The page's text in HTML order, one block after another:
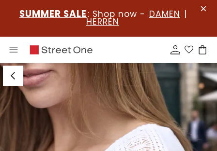
SUMMER SALE : Shop now - DAMEN |
HERREN